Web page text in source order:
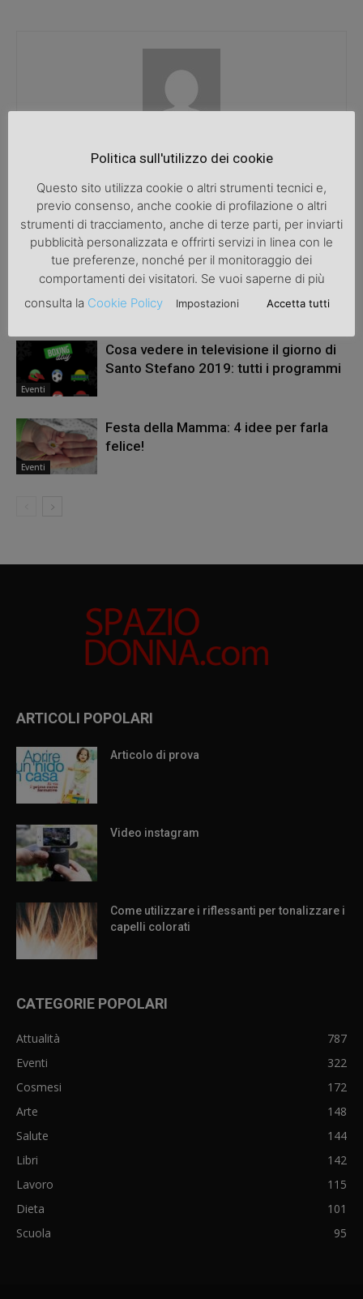
ARTICOLI CORRELATI ALTRO DALL'AUTORE
Eventi
Guida completa all’organizzazione di
una festa di compleanno outdoor
Eventi
Cosa vedere in televisione il giorno di
Santo Stefano 2019: tutti i programmi
Eventi
Festa della Mamma: 4 idee per farla
felice!
ARTICOLI POPOLARI
Articolo di prova
Video instagram
Come utilizzare i riflessanti per tonalizzare i
capelli colorati
CATEGORIE POPOLARI
Attualità
787
Eventi
322
Cosmesi
172
Arte
148
Salute
144
Libri
142
Lavoro
115
Dieta
101
Scuola
95
Politica sull'utilizzo dei cookie
Questo sito utilizza cookie o altri strumenti tecnici e,
previo consenso, anche cookie di profilazione o altri
strumenti di tracciamento, anche di terze parti, per inviarti
pubblicità personalizzata e offrirti servizi in linea con le
tue preferenze, nonché per il monitoraggio dei
comportamenti dei visitatori. Se vuoi saperne di più
consulta la Cookie Policy Impostazioni Accetta tutti